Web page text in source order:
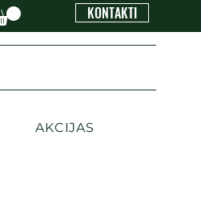
KONTAKTI
AKCIJAS